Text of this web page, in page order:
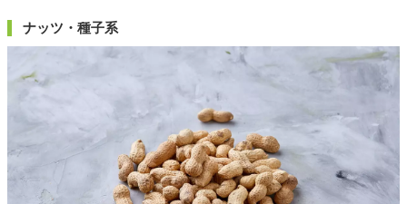
ナッツ・種子系